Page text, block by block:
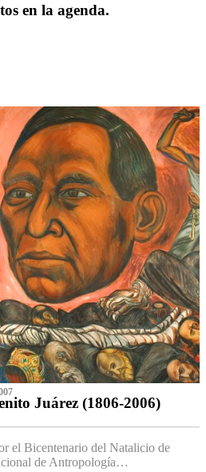
en la agenda.
Juárez (1806-2006)
el Bicentenario del Natalicio de
de Antropología…